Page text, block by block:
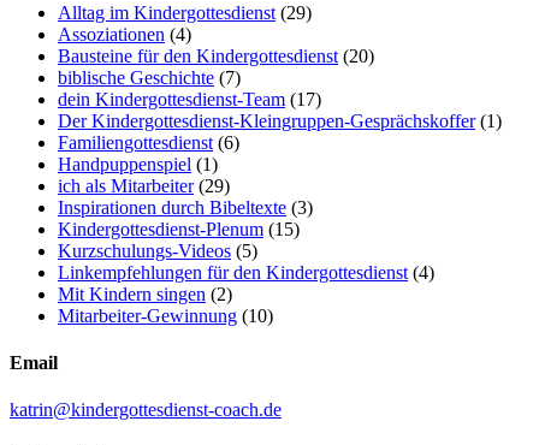
Alltag im Kindergottesdienst (29)
Assoziationen (4)
Bausteine für den Kindergottesdienst (20)
biblische Geschichte (7)
dein Kindergottesdienst-Team (17)
Der Kindergottesdienst-Kleingruppen-Gesprächskoffer(1)
Familiengottesdienst (6)
Handpuppenspiel (1)
ich als Mitarbeiter(29)
Inspirationen durch Bibeltexte (3)
Kindergottesdienst-Plenum (15)
Kurzschulungs-Videos (5)
Linkempfehlungen für den Kindergottesdienst (4)
Mit Kindern singen (2)
Mitarbeiter-Gewinnung (10)
Email
katrin@kindergottesdienst-coach.de